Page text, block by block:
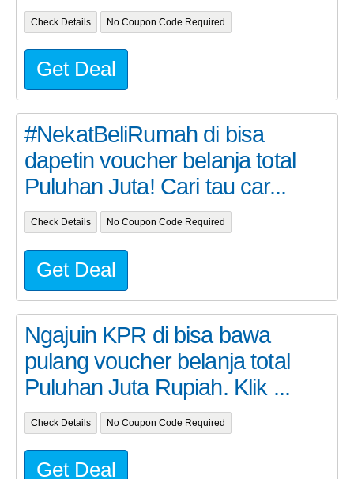
Check Details No Coupon Code Required
Get Deal
#NekatBeliRumah di bisa
dapetin voucher belanja total
Puluhan Juta! Cari tau car...
Check Details No Coupon Code Required
Get Deal
Ngajuin KPR di bisa bawa
pulang voucher belanja total
Puluhan Juta Rupiah. Klik ...
Check Details No Coupon Code Required
Get Deal